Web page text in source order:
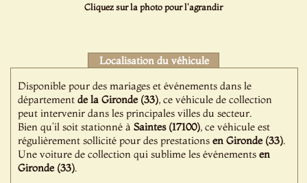
Cliquez sur la photo pour l'agrandir
Localisation du véhicule
Disponible pour des mariages et événements dans le
départementde la Gironde (33), ce véhicule de collection
peut intervenir dans les principales villes du secteur.
Bien qu’il soit stationné àSaintes (17100), ce véhicule est
régulièrement sollicité pour des prestationsen Gironde (33).
Une voiture de collection qui sublime les événementsen
Gironde (33).